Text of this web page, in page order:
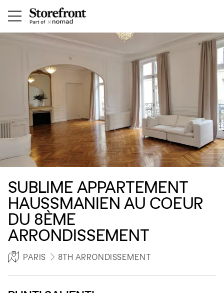
SUBLIME APPARTEMENT
HAUSSMANIEN AU COEUR
DU 8ÈME
ARRONDISSEMENT
PARIS 8TH ARRONDISSEMENT